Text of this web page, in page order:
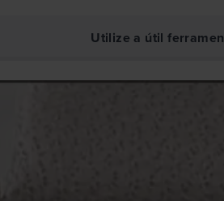
Utilize a útil